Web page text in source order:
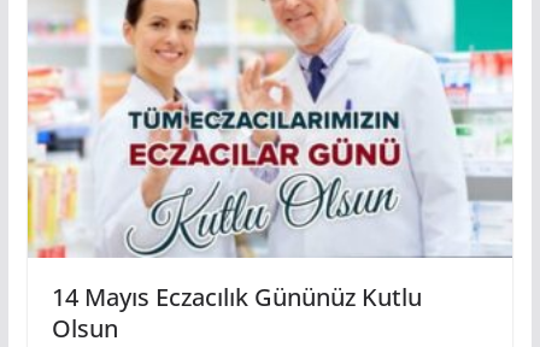
14 Mayıs Eczacılık Gününüz Kutlu
Olsun